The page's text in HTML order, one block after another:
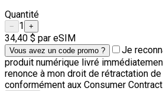
Quantité
− 1 +
34,40 $ par eSIM
Vous avez un code promo ?
Je
produit numérique livré
renonce à mon droit de rétractation
conformément aux Consumer